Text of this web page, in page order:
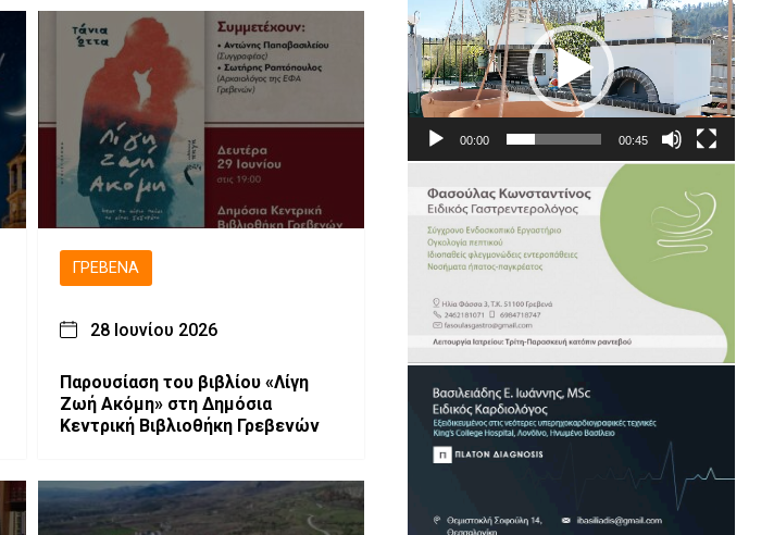
ΓΡΕΒΕΝΆ
28 Ιουνίου 2026
Παρουσίαση του βιβλίου «Λίγη
Ζωή Ακόμη» στη Δημόσια
Κεντρική Βιβλιοθήκη Γρεβενών
Αναπαραγωγής
Βίντεο
00:00 00:45